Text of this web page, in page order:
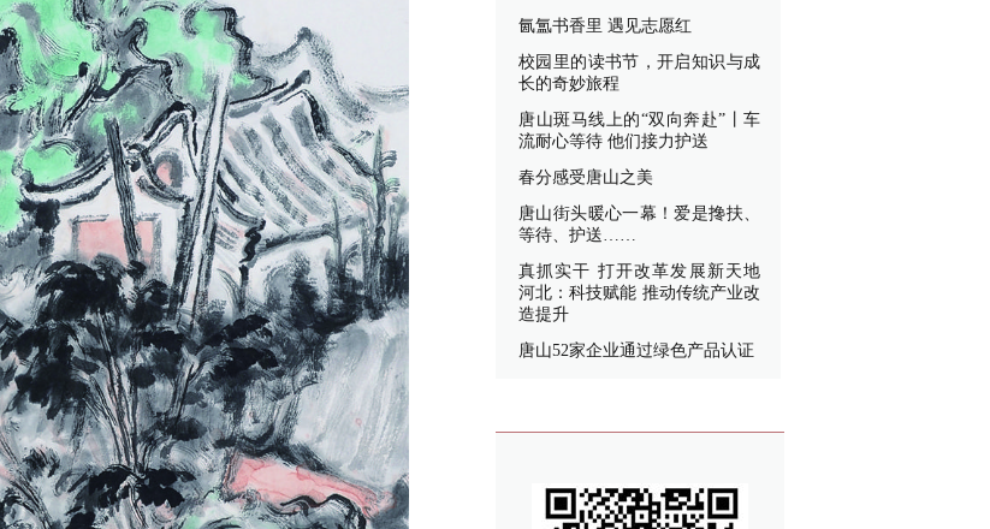
氤氲书香里 遇见志愿红
校园里的读书节，开启知识与成
长的奇妙旅程
唐山斑马线上的“双向奔赴”丨车
流耐心等待 他们接力护送
春分感受唐山之美
唐山街头暖心一幕！爱是搀扶、
等待、护送……
真抓实干 打开改革发展新天地
河北：科技赋能 推动传统产业改
造提升
唐山52家企业通过绿色产品认证